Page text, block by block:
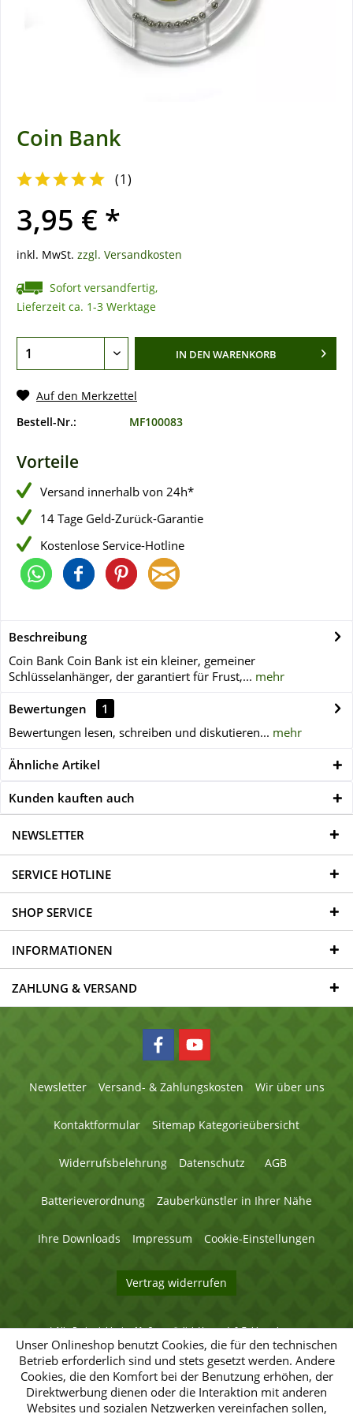
Coin Bank
(1)
3,95 € *
inkl. MwSt. zzgl. Versandkosten
Sofort versandfertig,
Lieferzeit ca. 1-3 Werktage
IN DEN WARENKORB
Auf den Merkzettel
Bestell-Nr.:
MF100083
Vorteile
Versand innerhalb von 24h*
14 Tage Geld-Zurück-Garantie
Kostenlose Service-Hotline
Beschreibung
Coin Bank Coin Bank ist ein kleiner, gemeiner
Schlüsselanhänger, der garantiert für Frust,... mehr
Bewertungen
1
Bewertungen lesen, schreiben und diskutieren... mehr
Ähnliche Artikel
Kunden kauften auch
NEWSLETTER
SERVICE HOTLINE
SHOP SERVICE
INFORMATIONEN
ZAHLUNG & VERSAND
Newsletter Versand- & Zahlungskosten Wir über uns
Kontaktformular Sitemap Kategorieübersicht
Widerrufsbelehrung Datenschutz AGB
Batterieverordnung Zauberkünstler in Ihrer Nähe
Ihre Downloads Impressum Cookie-Einstellungen
Vertrag widerrufen
* Alle Preise inklusive MwSt. zuzüglichVersand- & Zahlungskosten.
© 2026 Magic Factory - Alle Rechte vorbehalten.
Umsetzung
des
Magic-
Factory-
Umsetzung
Magic-
Factory-
Unser Onlineshop benutzt Cookies, die für den technischen
Betrieb erforderlich sind und stets gesetzt werden. Andere
Cookies, die den Komfort bei der Benutzung erhöhen, der
Direktwerbung dienen oder die Interaktion mit anderen
Websites und sozialen Netzwerken vereinfachen sollen,